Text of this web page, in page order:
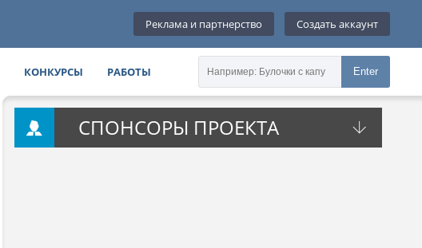
Реклама и партнерство Создать аккаунт
КОНКУРСЫ РАБОТЫ Enter
СПОНСОРЫ ПРОЕКТА